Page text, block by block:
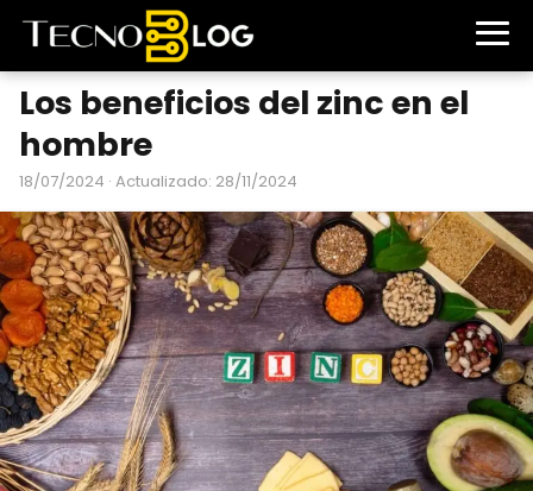
Los beneficios del zinc en el
hombre
18/07/2024 · Actualizado: 28/11/2024